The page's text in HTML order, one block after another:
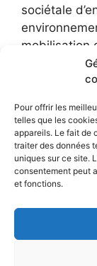
Pour offrir les
telles que les
appareils. Le fait de
traiter des données
uniques sur ce site.
consentement peut
et fonctions.
sociétale
mobilisation